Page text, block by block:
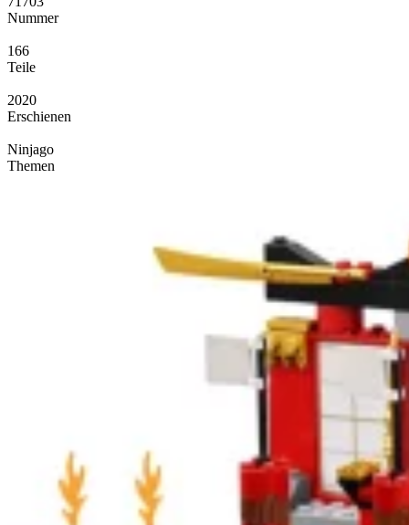
Nummer
166
Teile
2020
Erschienen
Ninjago
Themen